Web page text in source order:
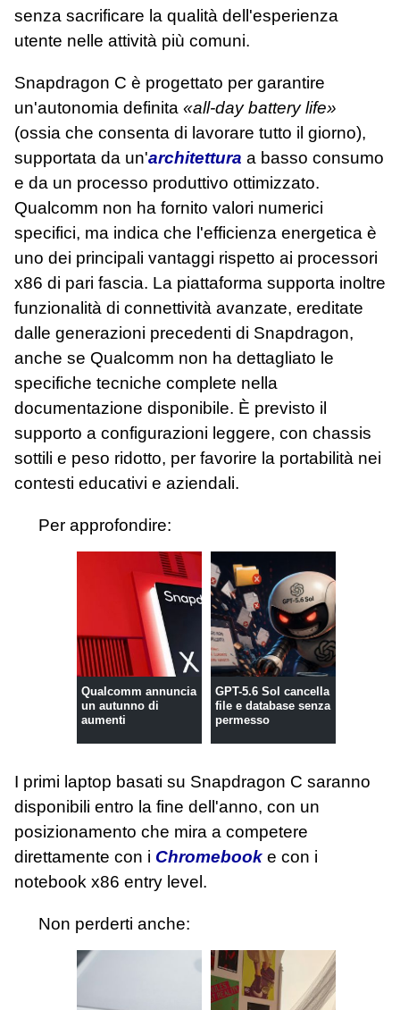
senza sacrificare la qualità dell'esperienza
utente nelle attività più comuni.
Snapdragon C è progettato per garantire
un'autonomia definita «all‑day battery life»
(ossia che consenta di lavorare tutto il giorno),
supportata da un'architettura a basso consumo
e da un processo produttivo ottimizzato.
Qualcomm non ha fornito valori numerici
specifici, ma indica che l'efficienza energetica è
uno dei principali vantaggi rispetto ai processori
x86 di pari fascia. La piattaforma supporta inoltre
funzionalità di connettività avanzate, ereditate
dalle generazioni precedenti di Snapdragon,
anche se Qualcomm non ha dettagliato le
specifiche tecniche complete nella
documentazione disponibile. È previsto il
supporto a configurazioni leggere, con chassis
sottili e peso ridotto, per favorire la portabilità nei
contesti educativi e aziendali.
Per approfondire:
Qualcomm annuncia
un autunno di
aumenti
GPT-5.6 Sol cancella
file e database senza
permesso
I primi laptop basati su Snapdragon C saranno
disponibili entro la fine dell'anno, con un
posizionamento che mira a competere
direttamente con i Chromebook e con i
notebook x86 entry level.
Non perderti anche: